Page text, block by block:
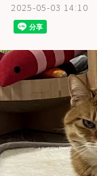
2025-05-03 14:10